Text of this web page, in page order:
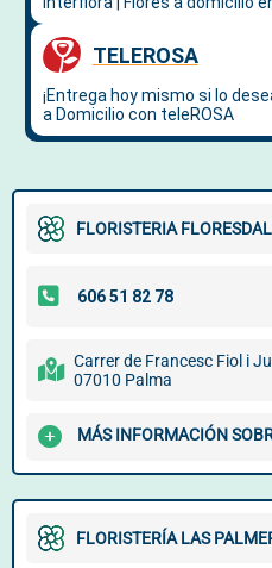
FLORISTERIA
Carrer de Francesc Fiol i
07010 Palma
MÁS INFORMACIÓN
FLORISTERÍA LAS